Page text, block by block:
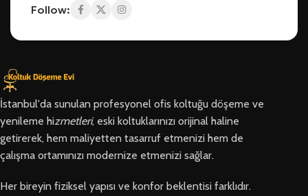
Follow:
İstanbul'da sunulan profesyonel ofis koltuğu döşeme ve
yenileme hizmetleri, eski koltuklarınızı orijinal haline
getirerek, hem maliyetten tasarruf etmenizi hem de
çalışma ortamınızı modernize etmenizi sağlar.
Her bireyin fiziksel yapısı ve konfor beklentisi farklıdır.